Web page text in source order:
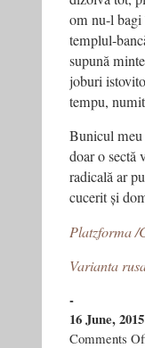
om nu-l
templul-
supună
joburi
tempu,
Bunicul meu
doar o sectă
radicală ar
cucerit și
Platzforma /
Varianta
-
16 June, 2015
Comments